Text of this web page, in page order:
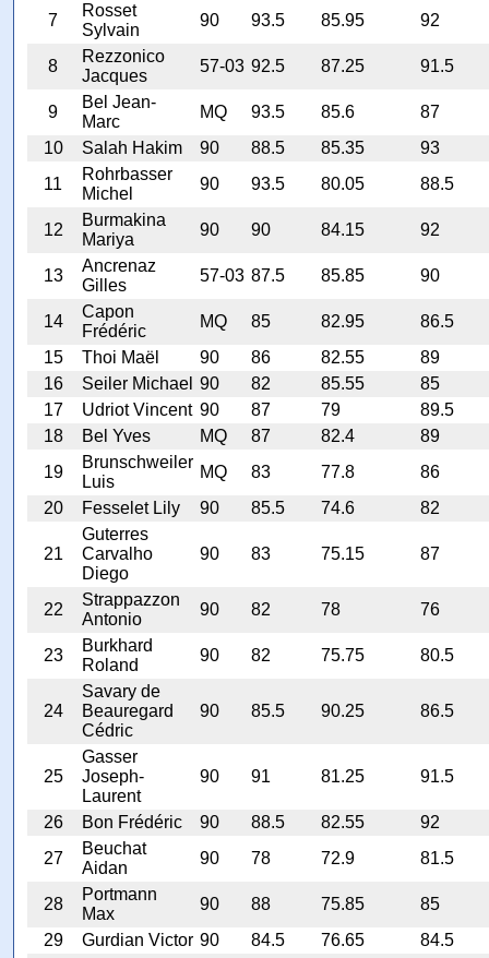
7
Rosset
Sylvain
90 93.5 85.95 92
8
Rezzonico
Jacques
57-03 92.5 87.25 91.5
9
Bel Jean-
Marc
MQ 93.5 85.6
87
10
Salah Hakim 90 88.5 85.35
93
11
Rohrbasser
Michel
90 93.5 80.05 88.5
12
Burmakina
Mariya
90 90 84.15 92
13
Ancrenaz
Gilles
57-03 87.5 85.85 90
14
Capon
Frédéric
MQ 85 82.95
86.5
15
Thoi Maël 90 86 82.55
89
16
Seiler Michael 90 82 85.55
85
17
Udriot Vincent 90 87 79
89.5
18
Bel Yves MQ 87 82.4
89
19
Brunschweiler
Luis
MQ 83 77.8
86
20
Fesselet Lily 90 85.5 74.6 82
21
Guterres
Carvalho
Diego
90 83 75.15 87
22
Strappazzon
Antonio
90 82 78 76
23
Burkhard
Roland
90 82 75.75 80.5
24
Savary de
Beauregard
Cédric
90 85.5 90.25 86.5
25
Gasser
Joseph-
Laurent
90 91 81.25 91.5
26 Bon Frédéric 90 88.5 82.55
92
27
Beuchat
Aidan
90 78 72.9 81.5
28
Portmann
Max
90 88 75.85
85
29
Gurdian Victor 90 84.5 76.65
84.5